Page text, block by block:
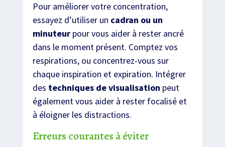
Pour améliorer votre concentration,
essayez d’utiliser un cadran ou un
minuteurpour vous aider à rester ancré
dans le moment présent. Comptez vos
respirations, ou concentrez-vous sur
chaque inspiration et expiration. Intégrer
des techniques de visualisation peut
également vous aider à rester focalisé et
à éloigner les distractions.
Erreurs courantes à éviter